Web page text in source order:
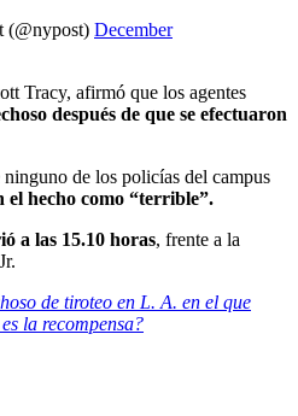
December
Tracy, afirmó que los agentes
después de que se efectuaron
de los policías del campus
hecho como “terrible”.
a las 15.10 horas, frente a la
de tiroteo en L. A. en el que
la recompensa?